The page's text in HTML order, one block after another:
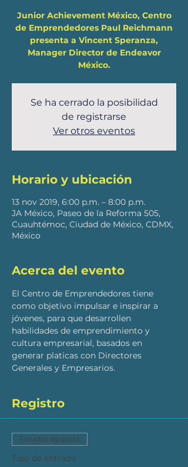
Junior Achievement México, Centro
de Emprendedores Paul Reichmann
presenta a Vincent Speranza,
Manager Director de Endeavor
México.
Se ha cerrado la posibilidad
de registrarse
Ver otros eventos
Horario y ubicación
13 nov 2019, 6:00 p.m. – 8:00 p.m.
JA México, Paseo de la Reforma 505,
Cuauhtémoc, Ciudad de México, CDMX,
México
Acerca del evento
El Centro de Emprendedores tiene
como objetivo impulsar e inspirar a
jóvenes, para que desarrollen
habilidades de emprendimiento y
cultura empresarial, basados en
generar platicas con Directores
Generales y Empresarios.
Registro
Entradas agotadas
Tipo de entrada